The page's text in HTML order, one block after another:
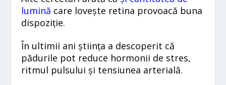
lumină care lovește retina provoacă buna
dispoziție.
În ultimii ani știința a descoperit că
pădurile pot reduce hormonii de stres,
ritmul pulsului și tensiunea arterială.